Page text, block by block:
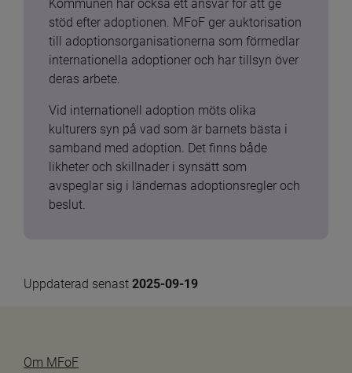
Kommunen har också ett ansvar för att ge
stöd efter adoptionen. MFoF ger auktorisation
till adoptionsorganisationerna som förmedlar
internationella adoptioner och har tillsyn över
deras arbete.
Vid internationell adoption möts olika
kulturers syn på vad som är barnets bästa i
samband med adoption. Det finns både
likheter och skillnader i synsätt som
avspeglar sig i ländernas adoptionsregler och
beslut.
Uppdaterad senast 2025-09-19
Om MFoF